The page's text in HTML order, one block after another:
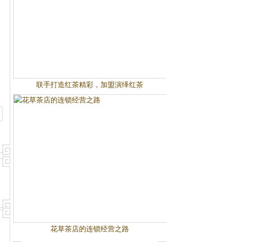
联手打造红茶精彩，加盟演绎红茶
花草茶店的连锁经营之路